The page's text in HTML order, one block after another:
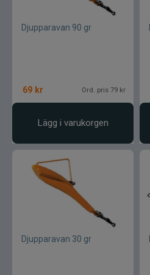
Djupparavan 90 gr
69 kr Ord. pris 79 kr
Lägg i varukorgen
Djupparavan 30 gr